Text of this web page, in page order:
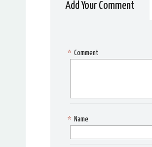
Add Your Comment
Comment
*
Name
*